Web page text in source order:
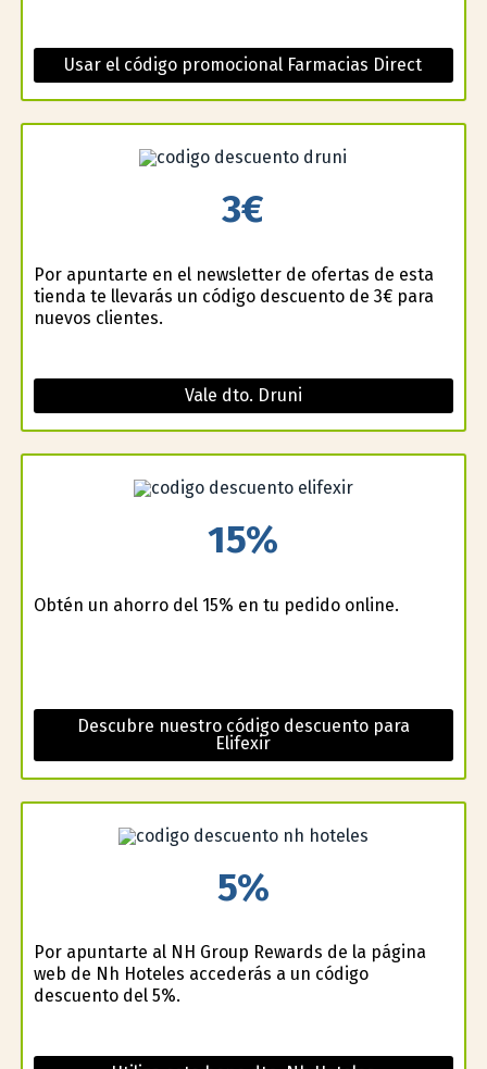
Usar el código promocional Farmacias Direct
3€
Por apuntarte en el newsletter de ofertas de esta
tienda te llevarás un código descuento de 3€ para
nuevos clientes.
Vale dto. Druni
15%
Obtén un ahorro del 15% en tu pedido online.
Descubre nuestro código descuento para
Elifexir
5%
Por apuntarte al NH Group Rewards de la página
web de Nh Hoteles accederás a un código
descuento del 5%.